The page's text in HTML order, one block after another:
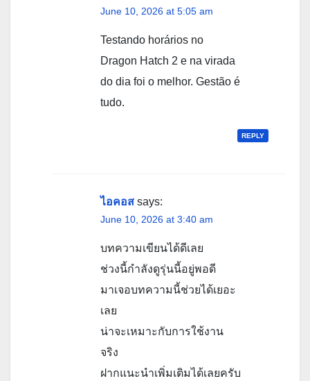
June 10, 2026 at 5:05 am
Testando horários no
Dragon Hatch 2 e na virada
do dia foi o melhor. Gestão é
tudo.
REPLY
ไอคอส says:
June 10, 2026 at 3:40 am
บทความเขียนได้ดีเลย
ช่วงนี้กำลังดูรุ่นนี้อยู่พอดี
มาเจอบทความนี้ช่วยได้เยอะ
เลย
น่าจะเหมาะกับการใช้งาน
จริง
ฝากแนะนำเพิ่มเติมได้เลยครับ